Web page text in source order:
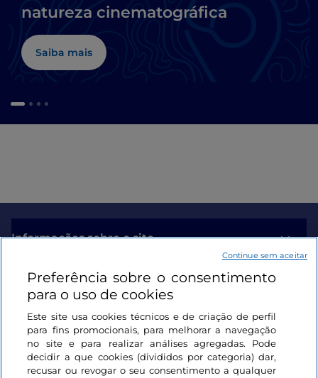
natureza cinematográfica
Saiba mais
Informações sobre o site
Ligações úteis
Iniciar sessão
Mantenha-se em contacto
Preferência sobre o consentimento
para o uso de cookies
Este site usa cookies técnicos e de criação de perfil
para fins promocionais, para melhorar a navegação
no site e para realizar análises agregadas. Pode
decidir a que cookies (divididos por categoria) dar,
recusar ou revogar o seu consentimento a qualquer
Continue sem aceitar